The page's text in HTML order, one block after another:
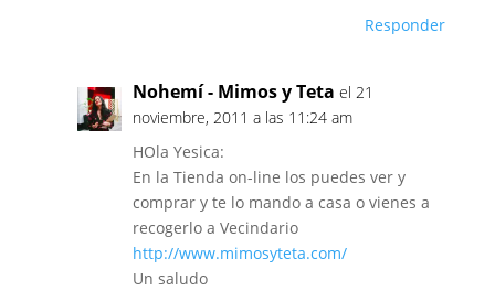
Responder
Nohemí - Mimos y Teta el 21
noviembre, 2011 a las 11:24 am
HOla Yesica:
En la Tienda on-line los puedes ver y
comprar y te lo mando a casa o vienes a
recogerlo a Vecindario
http://www.mimosyteta.com/
Un saludo